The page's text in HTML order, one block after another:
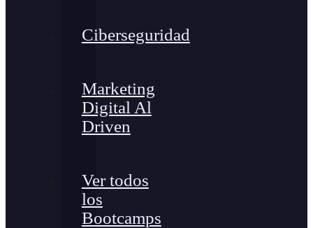
Ciberseguridad
Marketing
Digital Al
Driven
Ver todos
los
Bootcamps